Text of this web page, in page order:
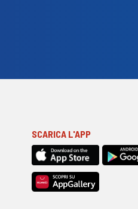
SCARICA L'APP